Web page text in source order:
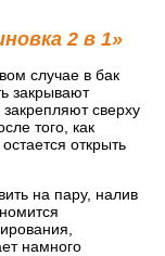
2 в 1»
случае в бак
закрывают
сверху
того, как
открыть
на пару, налив
намного